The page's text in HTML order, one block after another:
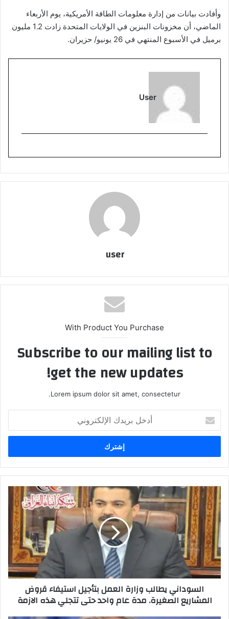
وأفادت بيانات من إدارة معلومات الطاقة الأمريكية، يوم الأربعاء
الماضي، أن مخزونات البنزين في الولايات المتحدة زادت 1.2 مليون
برميل في الأسبوع المنتهي في 26 يونيو/ حزيران.
User
user
With Product You Purchase
Subscribe to our mailing list to
get the new updates!
Lorem ipsum dolor sit amet, consectetur.
بريدك
الإلكتروني
السوداني
يطالب
وزارة
العمل
بتأجيل
استيفاء
قروض
المشاريع
الصغيرة.
عام
السوداني يطالب وزارة العمل بتأجيل استيفاء قروض
المشاريع الصغيرة. مدة عام واحد حتى تتجلي هذه الازمة